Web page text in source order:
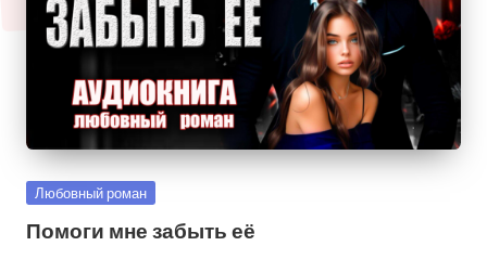
Опубликовано
Любовный роман
Помоги мне забыть её